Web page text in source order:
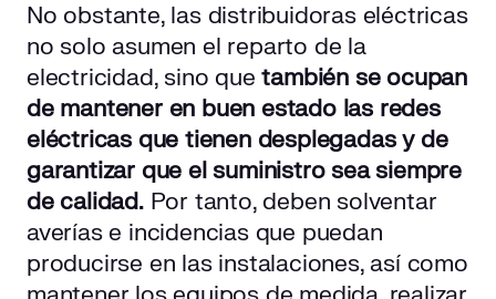
No obstante, las distribuidoras eléctricas
no solo asumen el reparto de la
electricidad, sino quetambién se ocupan
de mantener en buen estado las redes
eléctricas que tienen desplegadas y de
garantizar que el suministro sea siempre
de calidad.Por tanto, deben solventar
averías e incidencias que puedan
producirse en las instalaciones, así como